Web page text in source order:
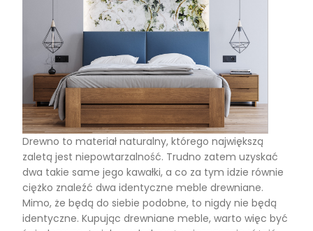
Drewno to materiał naturalny, którego największą
zaletą jest niepowtarzalność. Trudno zatem uzyskać
dwa takie same jego kawałki, a co za tym idzie równie
ciężko znaleźć dwa identyczne meble drewniane.
Mimo, że będą do siebie podobne, to nigdy nie będą
identyczne. Kupując drewniane meble, warto więc być